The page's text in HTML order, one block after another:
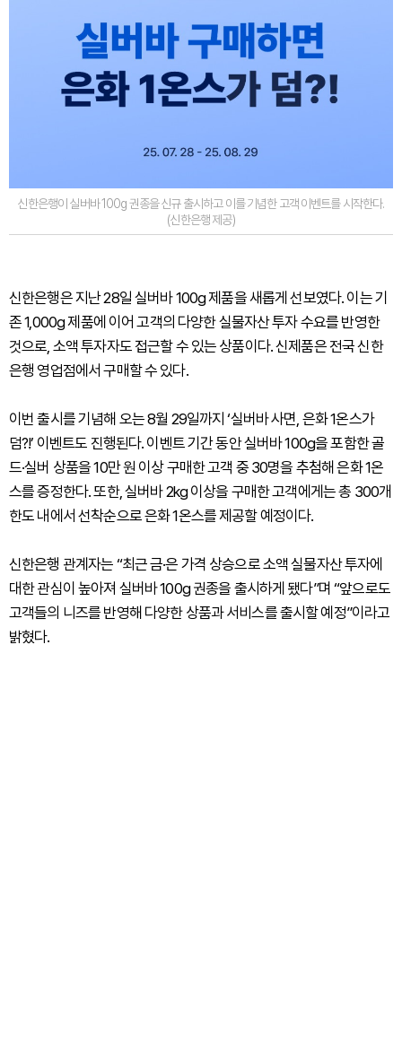
신한은행이 실버바 100g 권종을 신규 출시하고 이를 기념한 고객 이벤트를 시작한다.
(신한은행 제공)
신한은행은 지난 28일 실버바 100g 제품을 새롭게 선보였다. 이는 기
존 1,000g 제품에 이어 고객의 다양한 실물자산 투자 수요를 반영한
것으로, 소액 투자자도 접근할 수 있는 상품이다. 신제품은 전국 신한
은행 영업점에서 구매할 수 있다.
이번 출시를 기념해 오는 8월 29일까지 ‘실버바 사면, 은화 1온스가
덤?!’ 이벤트도 진행된다. 이벤트 기간 동안 실버바 100g을 포함한 골
드·실버 상품을 10만 원 이상 구매한 고객 중 30명을 추첨해 은화 1온
스를 증정한다. 또한, 실버바 2kg 이상을 구매한 고객에게는 총 300개
한도 내에서 선착순으로 은화 1온스를 제공할 예정이다.
신한은행 관계자는 “최근 금·은 가격 상승으로 소액 실물자산 투자에
대한 관심이 높아져 실버바 100g 권종을 출시하게 됐다”며 “앞으로도
고객들의 니즈를 반영해 다양한 상품과 서비스를 출시할 예정”이라고
밝혔다.